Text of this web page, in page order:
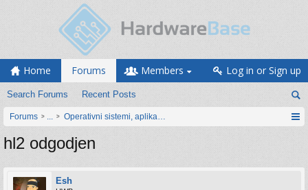
Home Forums
Search Forums Recent Posts
Members Log in or Sign up
Forums ... Operativni sistemi, aplikacije i programiranje
hl2 odgodjen
Esh